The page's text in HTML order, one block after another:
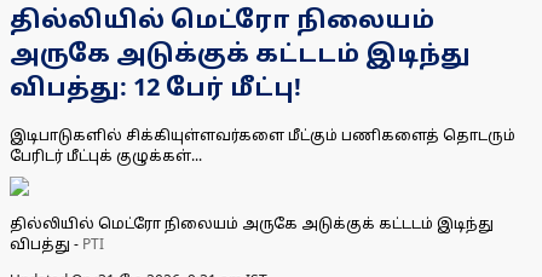
தில்லியில் மெட்ரோ நிலையம்
அருகே அடுக்குக் கட்டடம் இடிந்து
விபத்து: 12 பேர் மீட்பு!
இடிபாடுகளில் சிக்கியுள்ளவர்களை மீட்கும் பணிகளைத் தொடரும்
பேரிடர் மீட்புக் குழுக்கள்...
தில்லியில் மெட்ரோ நிலையம் அருகே அடுக்குக் கட்டடம் இடிந்து
விபத்து - PTI